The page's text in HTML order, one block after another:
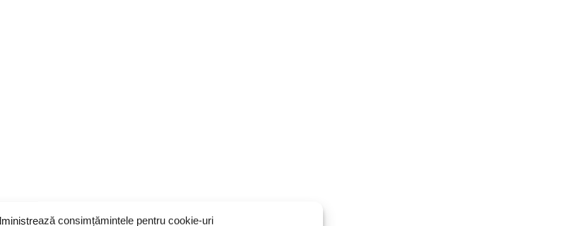
consimțămintele pentru cookie-uri